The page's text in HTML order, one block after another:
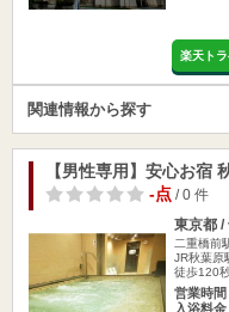
楽天ト
関連情報から探す
【男性専用】安心お宿
-点/ 0 件
東京都 /
二重橋前
JR秋葉原
徒歩120
営業時
入浴料